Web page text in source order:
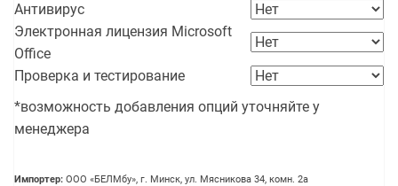
Антивирус
Электронная лицензия Microsoft
Office
Проверка и тестирование
*возможность добавления опций уточняйте у
менеджера
Импортер: OOO «БЕЛМбу», г. Минск, ул. Мясникова 34, комн. 2а